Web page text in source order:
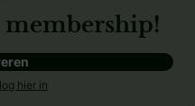
membership!
log hier in